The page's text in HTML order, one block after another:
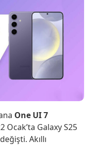
One UI 7
Ocak’ta Galaxy S25
Akıllı